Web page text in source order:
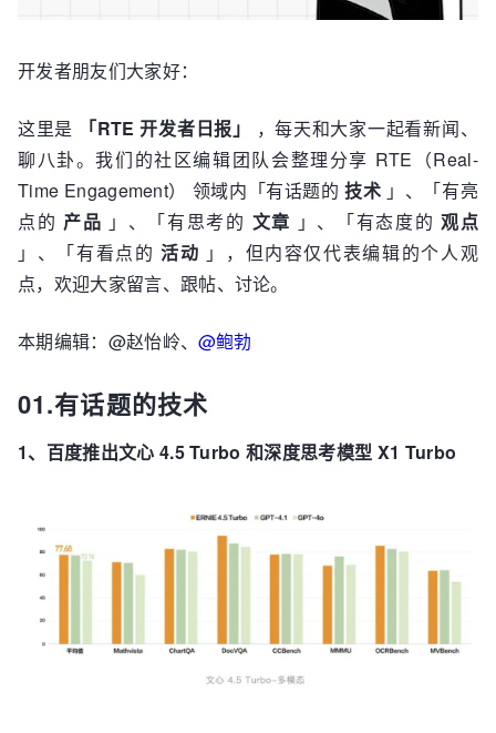
开发者朋友们大家好：
这里是 「RTE 开发者日报」
，每天和大家一起看新闻、
聊八卦。我们的社区编辑团队会整理分享 RTE（Real-
Time Engagement） 领域内「有话题的技术 」、「有亮
点的 产品 」、「有思考的 文章 」、「有态度的 观点
」、「有看点的活动 」，但内容仅代表编辑的个人观
点，欢迎大家留言、跟帖、讨论。
本期编辑：@赵怡岭、@鲍勃
01.有话题的技术
1、百度推出文心 4.5 Turbo 和深度思考模型 X1 Turbo